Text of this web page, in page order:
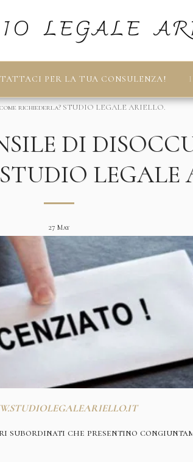
LEGALE
PER LA TUA CONSULENZA!
richiederla? STUDIO LEGALE ARIELLO.
DI
LEGALE
27 May
subordinati che presentino